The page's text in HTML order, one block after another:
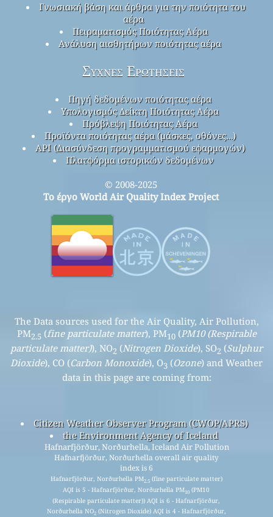
Γνωσιακή βάση και άρθρα για την ποιότητα του
αέρα
Πειραματισμός Ποιότητας Αέρα
Ανάλυση αισθητήρων ποιότητας αέρα
Συχνές Ερωτήσεις
Πηγή δεδομένων ποιότητας αέρα
Υπολογισμός Δείκτη Ποιότητας Αέρα
Πρόβλεψη Ποιότητας Αέρα
Προϊόντα ποιότητας αέρα (μάσκες, οθόνες…)
API (Διασύνδεση προγραμματισμού εφαρμογών)
Πλατφόρμα ιστορικών δεδομένων
© 2008-2025
Το έργο World Air Quality Index Project
The Data sources used for the Air Quality, Air Pollution,
PM2.5 (fine particulate matter), PM10(PM10 (Respirable
particulate matter)), NO2 (Nitrogen Dioxide), SO2 (Sulphur
Dioxide), CO (Carbon Monoxide), O3 (Ozone) and Weather
data in this page are coming from:
Citizen Weather Observer Program (CWOP/APRS)
the Environment Agency of Iceland
Hafnarfjörður, Norðurhella, Iceland Air Pollution
Hafnarfjörður, Norðurhella overall air quality
index is 6
Hafnarfjörður, Norðurhella PM2.5(fine particulate matter)
AQI is 5 - Hafnarfjörður, Norðurhella PM10 (PM10
(Respirable particulate matter)) AQI is 6 - Hafnarfjörður,
Norðurhella NO2(Nitrogen Dioxide) AQI is 4 - Hafnarfjörður,